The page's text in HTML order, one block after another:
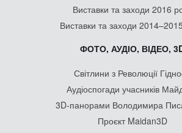
Виставки та заходи 2016
Виставки та заходи
ФОТО, АУДІО, ВІДЕО,
Світлини з Революції
Аудіоспогади учасників
3D-панорами Володимира
Проєкт Maidan3D